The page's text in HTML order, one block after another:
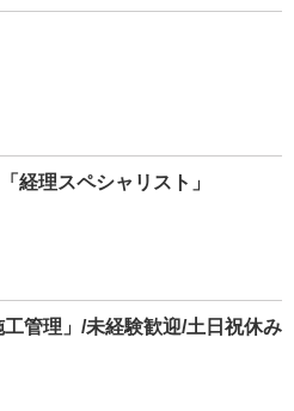
経理スペシャリスト」
管理」/未経験歓迎/土日祝休み